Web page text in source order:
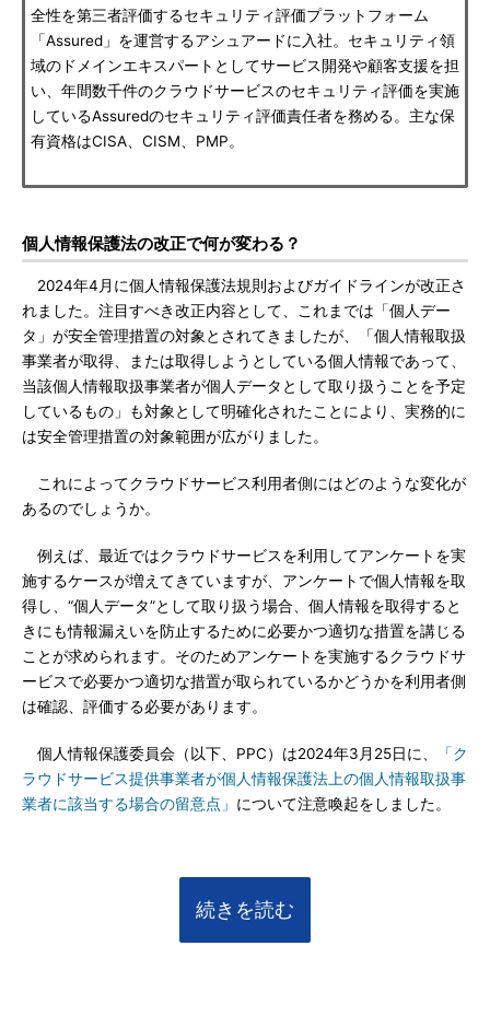
全性を第三者評価するセキュリティ評価プラットフォーム
「Assured」を運営するアシュアードに入社。セキュリティ領
域のドメインエキスパートとしてサービス開発や顧客支援を担
い、年間数千件のクラウドサービスのセキュリティ評価を実施
しているAssuredのセキュリティ評価責任者を務める。主な保
有資格はCISA、CISM、PMP。
個人情報保護法の改正で何が変わる？
2024年4月に個人情報保護法規則およびガイドラインが改正さ
れました。注目すべき改正内容として、これまでは「個人デー
タ」が安全管理措置の対象とされてきましたが、「個人情報取扱
事業者が取得、または取得しようとしている個人情報であって、
当該個人情報取扱事業者が個人データとして取り扱うことを予定
しているもの」も対象として明確化されたことにより、実務的に
は安全管理措置の対象範囲が広がりました。
これによってクラウドサービス利用者側にはどのような変化が
あるのでしょうか。
例えば、最近ではクラウドサービスを利用してアンケートを実
施するケースが増えてきていますが、アンケートで個人情報を取
得し、“個人データ”として取り扱う場合、個人情報を取得すると
きにも情報漏えいを防止するために必要かつ適切な措置を講じる
ことが求められます。そのためアンケートを実施するクラウドサ
ービスで必要かつ適切な措置が取られているかどうかを利用者側
は確認、評価する必要があります。
個人情報保護委員会（以下、PPC）は2024年3月25日に、
「ク
ラウドサービス提供事業者が個人情報保護法上の個人情報取扱事
業者に該当する場合の留意点」 について注意喚起をしました。
続きを読む